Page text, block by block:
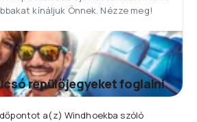
kínáljuk Önnek. Nézze meg!
repülőjegyeket foglalni
a(z) Windhoekba szóló